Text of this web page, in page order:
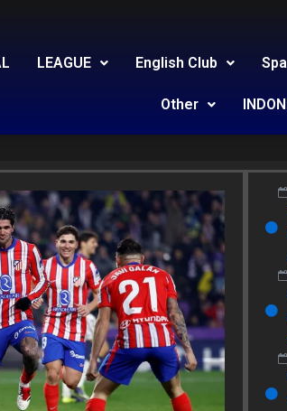
LEAGUE English Club
Other